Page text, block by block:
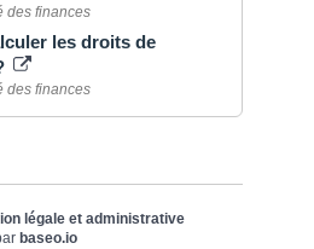
des finances
les droits de
des finances
légale et administrative
baseo.io